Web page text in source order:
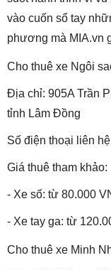
vào cuốn sổ tay
phương mà MIA.vn
Cho thuê xe Ngôi
Địa chỉ: 905A Trần
tỉnh Lâm Đồng
Số điện thoại liên
Giá thuê tham khảo:
- Xe số: từ 80.000
- Xe tay ga: từ
Cho thuê xe Minh